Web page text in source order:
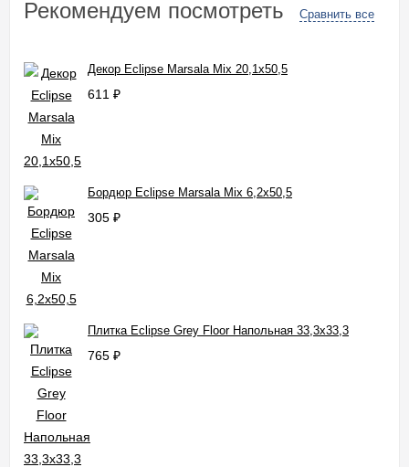
Рекомендуем посмотреть Сравнить все
Декор Eclipse Marsala Mix 20,1x50,5
611 ₽
Бордюр Eclipse Marsala Mix 6,2x50,5
305 ₽
Плитка Eclipse Grey Floor Напольная 33,3x33,3
765 ₽